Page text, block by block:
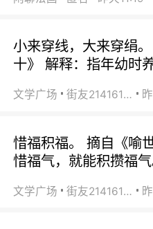
小来穿线，大来穿绢
十》 解释：指年幼时
文学广场 街友21416156
惜福积福。 摘自《喻
惜福气，就能积攒福
文学广场 街友21416156